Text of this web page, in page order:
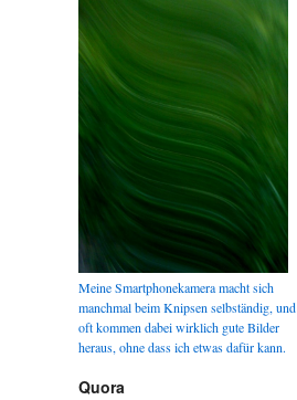
Meine Smartphonekamera macht sich
manchmal beim Knipsen selbständig, und
oft kommen dabei wirklich gute Bilder
heraus, ohne dass ich etwas dafür kann.
Quora